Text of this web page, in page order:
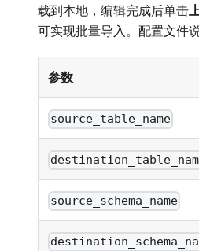
载到本地，编辑完成后单击
可实现批量导入。配置文件
参数
source_table_name
source_schema_name